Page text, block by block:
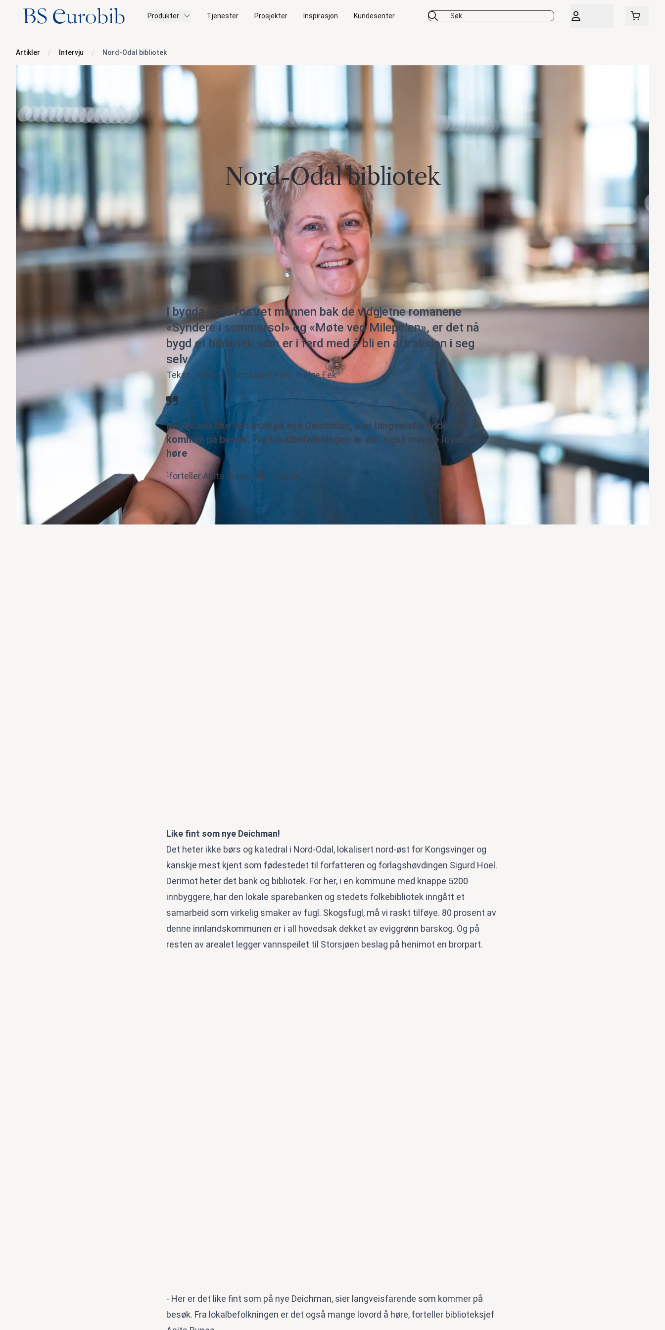
BS Eurobib Produkter Tjenester Prosjekter Inspirasjon Kundesenter
Artikler Intervju Nord-Odal bibliotek
Nord-Odal bibliotek
I bygda som fostret mannen bak de vidgjetne romanene
«Syndere i sommersol» og «Møte ved Milepelen», er det nå
bygd et bibliotek som er i ferd med å bli en attraksjon i seg
selv.
Tekst: Johnny Gimmestad, Foto: Helge Eek
Her er det like fint som på nye Deichman, sier langveisfarende som
kommer på besøk. Fra lokalbefolkningen er det også mange lovord å
høre
-forteller Anita Bunes, biblioteksjef
Like fint som nye Deichman!
Det heter ikke børs og katedral i Nord-Odal, lokalisert nord-øst for Kongsvinger og
kanskje mest kjent som fødestedet til forfatteren og forlagshøvdingen Sigurd Hoel.
Derimot heter det bank og bibliotek. For her, i en kommune med knappe 5200
innbyggere, har den lokale sparebanken og stedets folkebibliotek inngått et
samarbeid som virkelig smaker av fugl. Skogsfugl, må vi raskt tilføye. 80 prosent av
denne innlandskommunen er i all hovedsak dekket av eviggrønn barskog. Og på
resten av arealet legger vannspeilet til Storsjøen beslag på henimot en brorpart.
- Her er det like fint som på nye Deichman, sier langveisfarende som kommer på
besøk. Fra lokalbefolkningen er det også mange lovord å høre, forteller biblioteksjef